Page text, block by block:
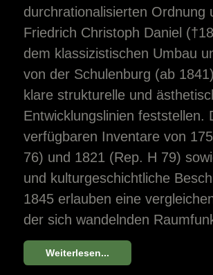
durchrationalisierten Ordnung
Friedrich Christoph Daniel
dem klassizistischen Umbau
von der Schulenburg (ab
klare strukturelle und
Entwicklungslinien feststellen.
verfügbaren Inventare von
76) und 1821 (Rep. H 79)
und kulturgeschichtliche
1845 erlauben eine
der sich wandelnden
Weiterlesen...